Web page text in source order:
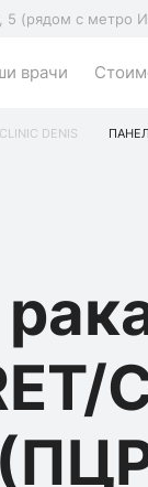
5 (рядом с метро
врачи
DENIS